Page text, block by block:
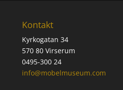
Kontakt
Kyrkogatan 34
570 80 Virserum
0495-300 24
info@mobelmuseum.com